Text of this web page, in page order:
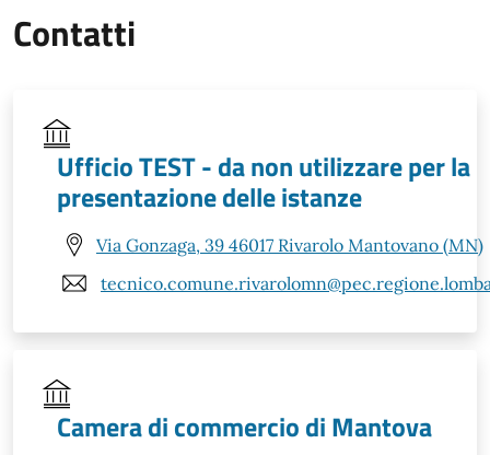
Contatti
Ufficio TEST - da non utilizzare per la
presentazione delle istanze
Via Gonzaga, 39 46017 Rivarolo Mantovano (MN)
Camera di commercio di Mantova